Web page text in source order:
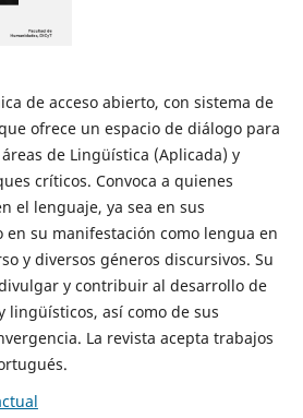
de acceso abierto, con sistema de
ofrece un espacio de diálogo para
de Lingüística (Aplicada) y
críticos. Convoca a quienes
el lenguaje, ya sea en sus
en su manifestación como lengua en
y diversos géneros discursivos. Su
y contribuir al desarrollo de
lingüísticos, así como de sus
La revista acepta trabajos